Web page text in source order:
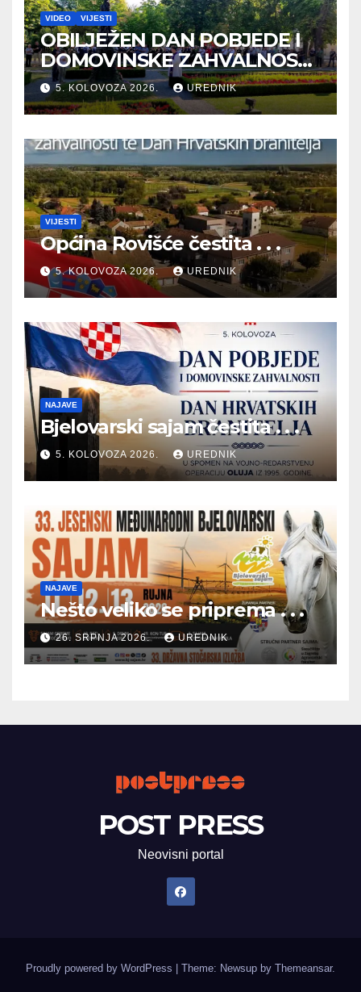
VIDEO VIJESTI
OBILJEŽEN DAN POBJEDE I
DOMOVINSKE ZAHVALNOSTI
TE DAN HRVATSKIH
BRANITELJA
5. KOLOVOZA 2026. UREDNIK
VIJESTI
Općina Rovišće čestita . . .
5. KOLOVOZA 2026. UREDNIK
NAJAVE
Bjelovarski sajam čestita . . .
5. KOLOVOZA 2026. UREDNIK
NAJAVE
Nešto veliko se priprema . . .
26. SRPNJA 2026. UREDNIK
POST PRESS
Neovisni portal
Proudly powered by WordPress Theme: Newsup by Themeansar.